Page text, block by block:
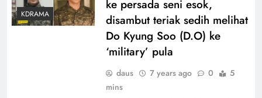
KDRAMA
ke persada seni esok,
disambut teriak sedih melihat
Do Kyung Soo (D.O) ke
‘military’ pula
daus 7 years ago 0
5
mins